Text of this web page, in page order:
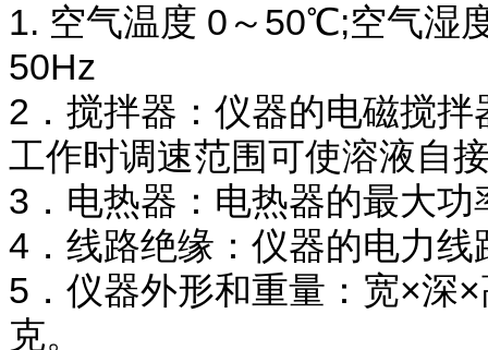
1. 空气温度 0～50℃;空气湿
50Hz
2．搅拌器：仪器的电磁搅
工作时调速范围可使溶液自
3．电热器：电热器的最大
4．线路绝缘：仪器的电力
5．仪器外形和重量：宽×深
克。